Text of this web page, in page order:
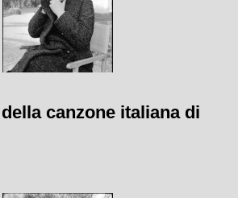
canzone italiana di